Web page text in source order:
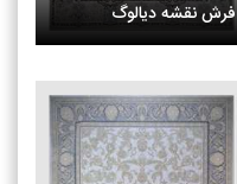
فرش نقشه دیالوگ